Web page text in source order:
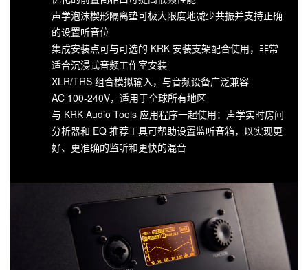
声学泡沫楔形隔离垫可极大限度地减少共振并支持正确
的设置听音位
集成安装点可与可选的 KRK 安装支架配合使用，非常
适合沉浸式音频工作室安装
XLR/TRS 组合模拟输入，与音频设备广泛兼容
AC 100-240V，适用于全球所有地区
与 KRK Audio Tools 应用程序一起使用：声学实时房间
分析器和 EQ 推荐工具可帮助设置监听音箱，以实现更
好、更准确的监听和更快的混音